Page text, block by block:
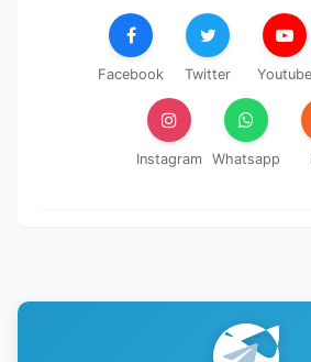
Facebook Twitter Youtube
Instagram Whatsapp